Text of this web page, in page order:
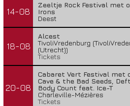
14-08
Zeeltje Rock Festival met
Irons
Deest
18-08
Alcest
TivoliVredenburg
(Utrecht))
Tickets
20-08
Cabaret Vert Festival met
Cave & the Bad Seeds,
Body Count feat. Ice-T
Charleville-Mézières
Tickets